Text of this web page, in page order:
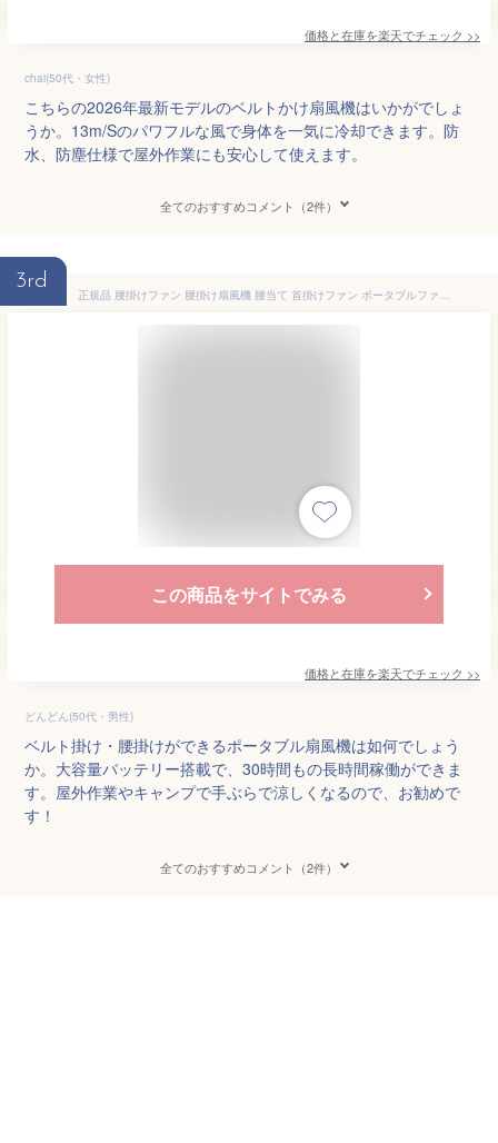
価格と在庫を楽天でチェック >>
chai(50代・女性)
こちらの2026年最新モデルのベルトかけ扇風機はいかがでしょ
うか。13m/Sのパワフルな風で身体を一気に冷却できます。防
水、防塵仕様で屋外作業にも安心して使えます。
全てのおすすめコメント（2件）
3rd
正規品 腰掛けファン 腰掛け扇風機 腰当て 首掛けファン ポータブルファン 100段階風量 強力風量 ベルト ポータブル扇風機 8000mAh 30時間長時間稼働 小型 ジェットファン usb充電 LED表示 静音 耐衝撃 熱中症対策 釣り 登山 屋外 ベルトファン
この商品をサイトでみる
価格と在庫を楽天でチェック >>
どんどん(50代・男性)
ベルト掛け・腰掛けができるポータブル扇風機は如何でしょう
か。大容量バッテリー搭載で、30時間もの長時間稼働ができま
す。屋外作業やキャンプで手ぶらで涼しくなるので、お勧めで
す！
全てのおすすめコメント（2件）